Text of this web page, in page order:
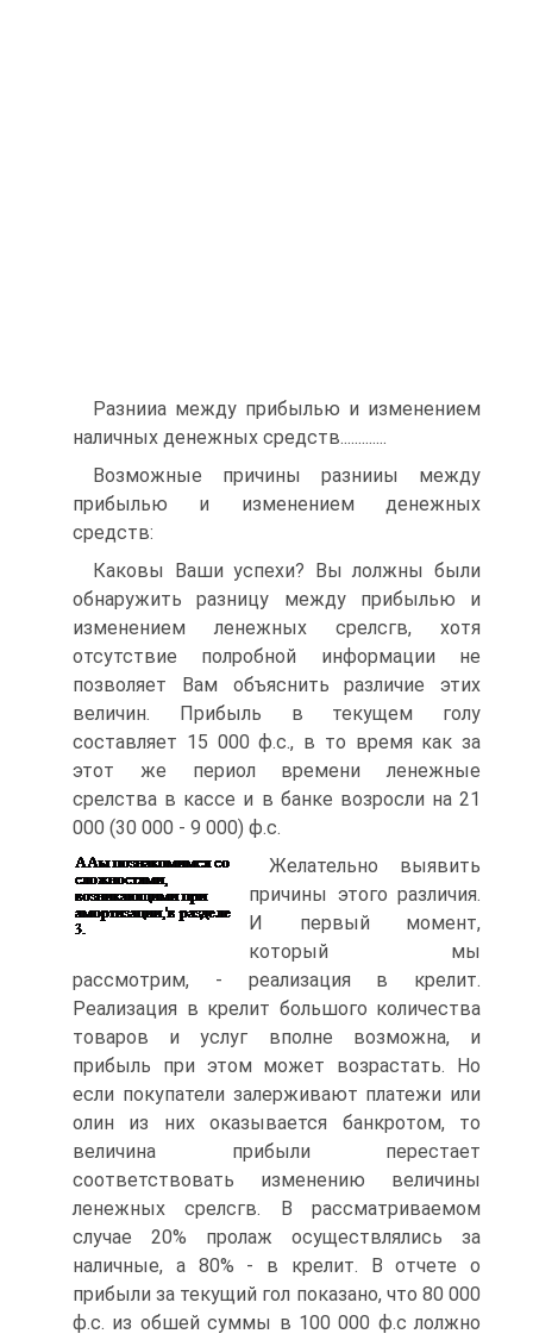
Разнииа между прибылью и изменением
наличных денежных средств.............
Возможные причины разнииы между
прибылью и изменением денежных
средств:
Каковы Ваши успехи? Вы лолжны были
обнаружить разницу между прибылью и
изменением ленежных срелсгв, хотя
отсутствие полробной информации не
позволяет Вам объяснить различие этих
величин. Прибыль в текущем голу
составляет 15 000 ф.с., в то время как за
этот же периол времени ленежные
срелства в кассе и в банке возросли на 21
000 (30 000 - 9 000) ф.с.
Желательно выявить
причины этого различия.
И первый момент,
который мы
рассмотрим, - реализация в крелит.
Реализация в крелит большого количества
товаров и услуг вполне возможна, и
прибыль при этом может возрастать. Но
если покупатели залерживают платежи или
олин из них оказывается банкротом, то
величина прибыли перестает
соответствовать изменению величины
ленежных срелсгв. В рассматриваемом
случае 20% пролаж осуществлялись за
наличные, а 80% - в крелит. В отчете о
прибыли за текущий гол показано, что 80 000
ф.с. из обшей суммы в 100 000 ф.с лолжно